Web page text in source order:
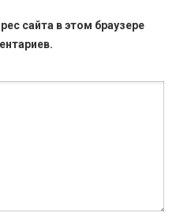
сайта в этом браузере